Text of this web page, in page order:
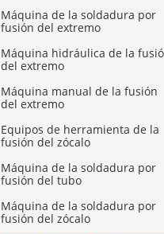
Máquina de la soldadura por
fusión del extremo
Máquina hidráulica de la
del extremo
Máquina manual de la fusión
del extremo
Equipos de herramienta de la
fusión del zócalo
Máquina de la soldadura por
fusión del tubo
Máquina de la soldadura por
fusión del zócalo